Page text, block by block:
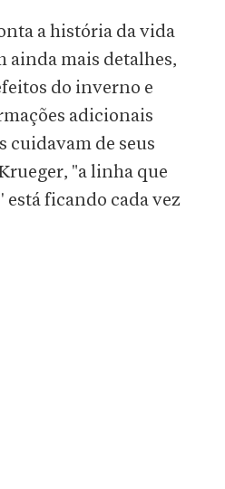
a história da vida
ainda mais detalhes,
do inverno e
adicionais
cuidavam de seus
"a linha que
está ficando cada vez